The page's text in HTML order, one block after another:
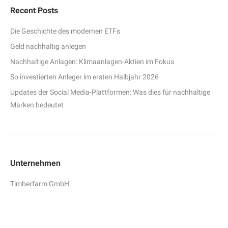
Recent Posts
Die Geschichte des modernen ETFs
Geld nachhaltig anlegen
Nachhaltige Anlagen: Klimaanlagen-Aktien im Fokus
So investierten Anleger im ersten Halbjahr 2026
Updates der Social Media-Plattformen: Was dies für nachhaltige
Marken bedeutet
Unternehmen
Timberfarm GmbH